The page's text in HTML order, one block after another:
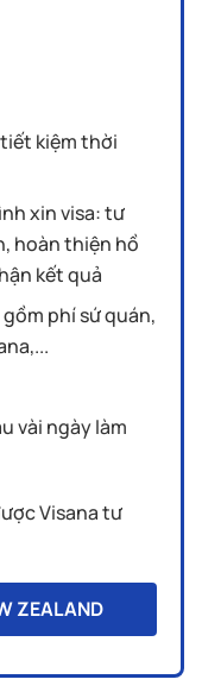
kiệm thời
xin visa: tư
hoàn thiện hồ
kết quả
phí sứ quán,
vài ngày làm
Visana tư
ZEALAND